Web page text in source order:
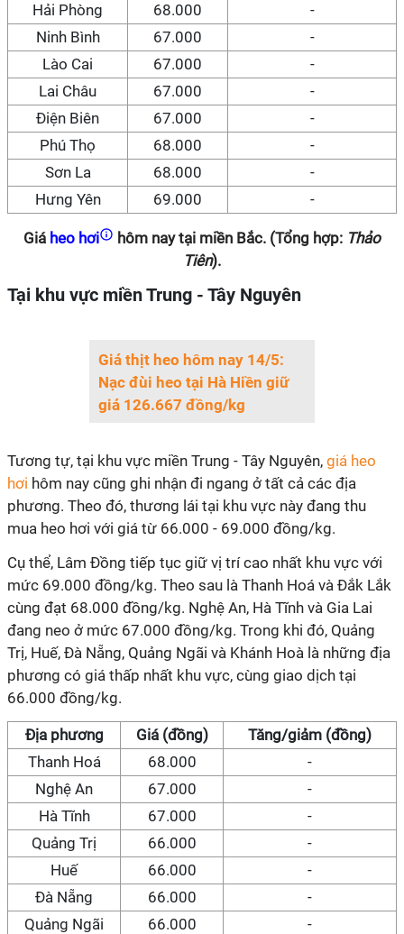
Hải Phòng
68.000
-
Ninh Bình
67.000
-
Lào Cai
67.000
-
Lai Châu
67.000
-
Điện Biên
67.000
-
Phú Thọ
68.000
-
Sơn La
68.000
-
Hưng Yên
69.000 -
Giá heo hơi hôm nay tại miền Bắc. (Tổng hợp: Thảo
Tiên).
Tại khu vực miền Trung - Tây Nguyên
Giá thịt heo hôm nay 14/5:
Nạc đùi heo tại Hà Hiền giữ
giá 126.667 đồng/kg
Tương tự, tại khu vực miền Trung - Tây Nguyên, giá heo
hơi hôm nay cũng ghi nhận đi ngang ở tất cả các địa
phương. Theo đó, thương lái tại khu vực này đang thu
mua heo hơi với giá từ 66.000 - 69.000 đồng/kg.
Cụ thể, Lâm Đồng tiếp tục giữ vị trí cao nhất khu vực với
mức 69.000 đồng/kg. Theo sau là Thanh Hoá và Đắk Lắk
cùng đạt 68.000 đồng/kg. Nghệ An, Hà Tĩnh và Gia Lai
đang neo ở mức 67.000 đồng/kg. Trong khi đó, Quảng
Trị, Huế, Đà Nẵng, Quảng Ngãi và Khánh Hoà là những địa
phương có giá thấp nhất khu vực, cùng giao dịch tại
66.000 đồng/kg.
Địa phương Giá (đồng)
Tăng/giảm (đồng)
Thanh Hoá
68.000
-
Nghệ An
67.000
-
Hà Tĩnh
67.000
-
Quảng Trị
66.000
-
Huế
66.000
-
Đà Nẵng
66.000
-
Quảng Ngãi
66.000 -